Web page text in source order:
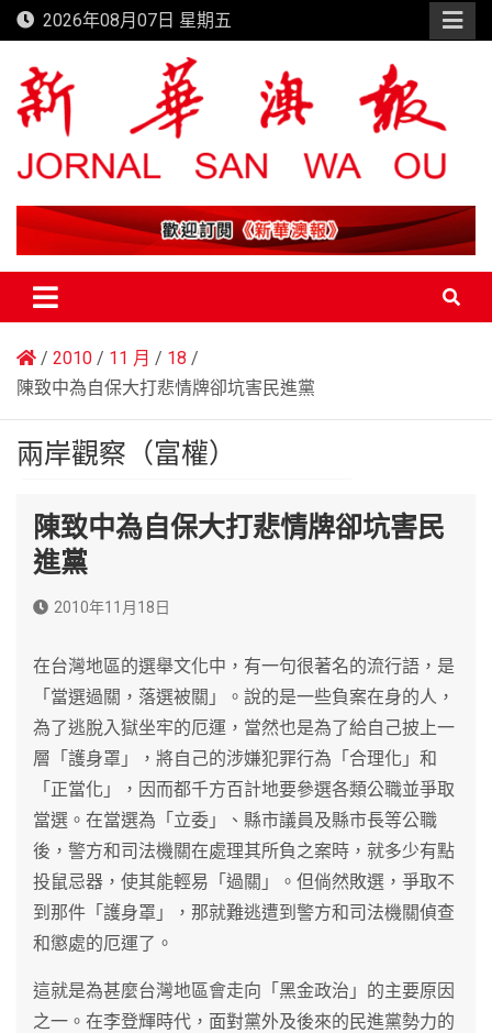
Skip
to
content
2026年08月07日 星期五
新華澳報
2010 11 月
18
陳致中為自保大打悲情牌卻坑害民進黨
兩岸觀察（富權）
陳致中為自保大打悲情牌卻坑害民
進黨
2010年11月18日
在台灣地區的選舉文化中，有一句很著名的流行語，是
「當選過關，落選被關」。說的是一些負案在身的人，
為了逃脫入獄坐牢的厄運，當然也是為了給自己披上一
層「護身罩」，將自己的涉嫌犯罪行為「合理化」和
「正當化」，因而都千方百計地要參選各類公職並爭取
當選。在當選為「立委」、縣市議員及縣市長等公職
後，警方和司法機關在處理其所負之案時，就多少有點
投鼠忌器，使其能輕易「過關」。但倘然敗選，爭取不
到那件「護身罩」，那就難逃遭到警方和司法機關偵查
和懲處的厄運了。
這就是為甚麼台灣地區會走向「黑金政治」的主要原因
之一。在李登輝時代，面對黨外及後來的民進黨勢力的